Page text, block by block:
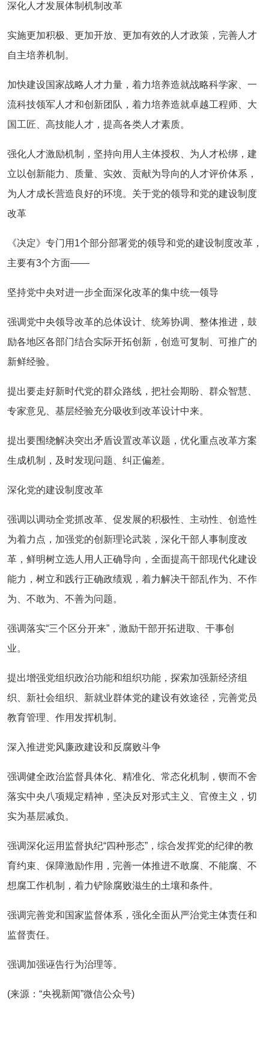
深化人才发展体制机制改革
实施更加积极、更加开放、更加有效的人才政策，完善人才
自主培养机制。
加快建设国家战略人才力量，着力培养造就战略科学家、一
流科技领军人才和创新团队，着力培养造就卓越工程师、大
国工匠、高技能人才，提高各类人才素质。
强化人才激励机制，坚持向用人主体授权、为人才松绑，建
立以创新能力、质量、实效、贡献为导向的人才评价体系，
为人才成长营造良好的环境。 关于党的领导和党的建设制度
改革
《决定》专门用1个部分部署党的领导和党的建设制度改革，
主要有3个方面——
坚持党中央对进一步全面深化改革的集中统一领导
强调党中央领导改革的总体设计、统筹协调、整体推进，鼓
励各地区各部门结合实际开拓创新，创造可复制、可推广的
新鲜经验。
提出要走好新时代党的群众路线，把社会期盼、群众智慧、
专家意见、基层经验充分吸收到改革设计中来。
提出要围绕解决突出矛盾设置改革议题，优化重点改革方案
生成机制，及时发现问题、纠正偏差。
深化党的建设制度改革
强调以调动全党抓改革、促发展的积极性、主动性、创造性
为着力点，加强党的创新理论武装，深化干部人事制度改
革，鲜明树立选人用人正确导向，全面提高干部现代化建设
能力，树立和践行正确政绩观，着力解决干部乱作为、不作
为、不敢为、不善为问题。
强调落实“三个区分开来”，激励干部开拓进取、干事创
业。
提出增强党组织政治功能和组织功能，探索加强新经济组
织、新社会组织、新就业群体党的建设有效途径，完善党员
教育管理、作用发挥机制。
深入推进党风廉政建设和反腐败斗争
强调健全政治监督具体化、精准化、常态化机制，锲而不舍
落实中央八项规定精神，坚决反对形式主义、官僚主义，切
实为基层减负。
强调深化运用监督执纪“四种形态”，综合发挥党的纪律的教
育约束、保障激励作用，完善一体推进不敢腐、不能腐、不
想腐工作机制，着力铲除腐败滋生的土壤和条件。
强调完善党和国家监督体系，强化全面从严治党主体责任和
监督责任。
强调加强诬告行为治理等。
(来源：“央视新闻”微信公众号)